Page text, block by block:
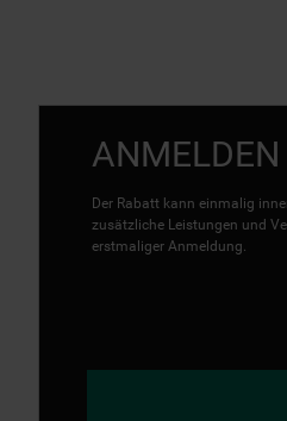
ANMELDEN
Der Rabatt kann einmalig
zusätzliche Leistungen und
erstmaliger Anmeldung.